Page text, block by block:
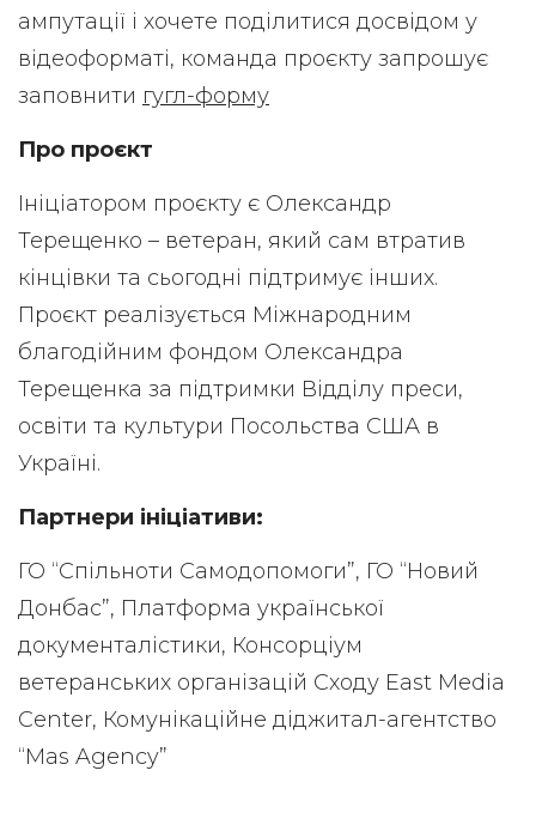
ампутації і хочете поділитися досвідом у
відеоформаті, команда проєкту запрошує
заповнити гугл-форму
Про проєкт
Ініціатором проєкту є Олександр
Терещенко – ветеран, який сам втратив
кінцівки та сьогодні підтримує інших.
Проєкт реалізується Міжнародним
благодійним фондом Олександра
Терещенка за підтримки Відділу преси,
освіти та культури Посольства США в
Україні.
Партнери ініціативи:
ГО “Спільноти Самодопомоги”, ГО “Новий
Донбас”, Платформа української
документалістики, Консорціум
ветеранських організацій Сходу East Media
Center, Комунікаційне діджитал-агентство
“Mas Agency”